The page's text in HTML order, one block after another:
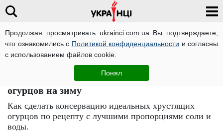
Продолжая просматривать ukrainci.com.ua Вы подтверждаете,
что ознакомились с Политикой конфиденциальности и согласны
с использованием файлов cookie.
Понял
Делайте консервацию, пока цены
позволяют: рецепт идеальных малосольных
огурцов на зиму
Как сделать консервацию идеальных хрустящих
огурцов по рецепту с лучшими пропорциями соли и
воды.